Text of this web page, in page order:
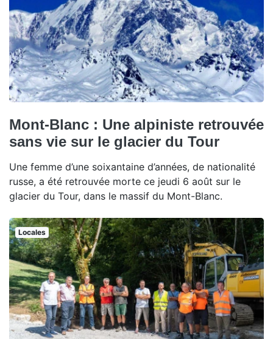
Mont-Blanc : Une alpiniste retrouvée
sans vie sur le glacier du Tour
Une femme d’une soixantaine d’années, de nationalité
russe, a été retrouvée morte ce jeudi 6 août sur le
glacier du Tour, dans le massif du Mont-Blanc.
Locales